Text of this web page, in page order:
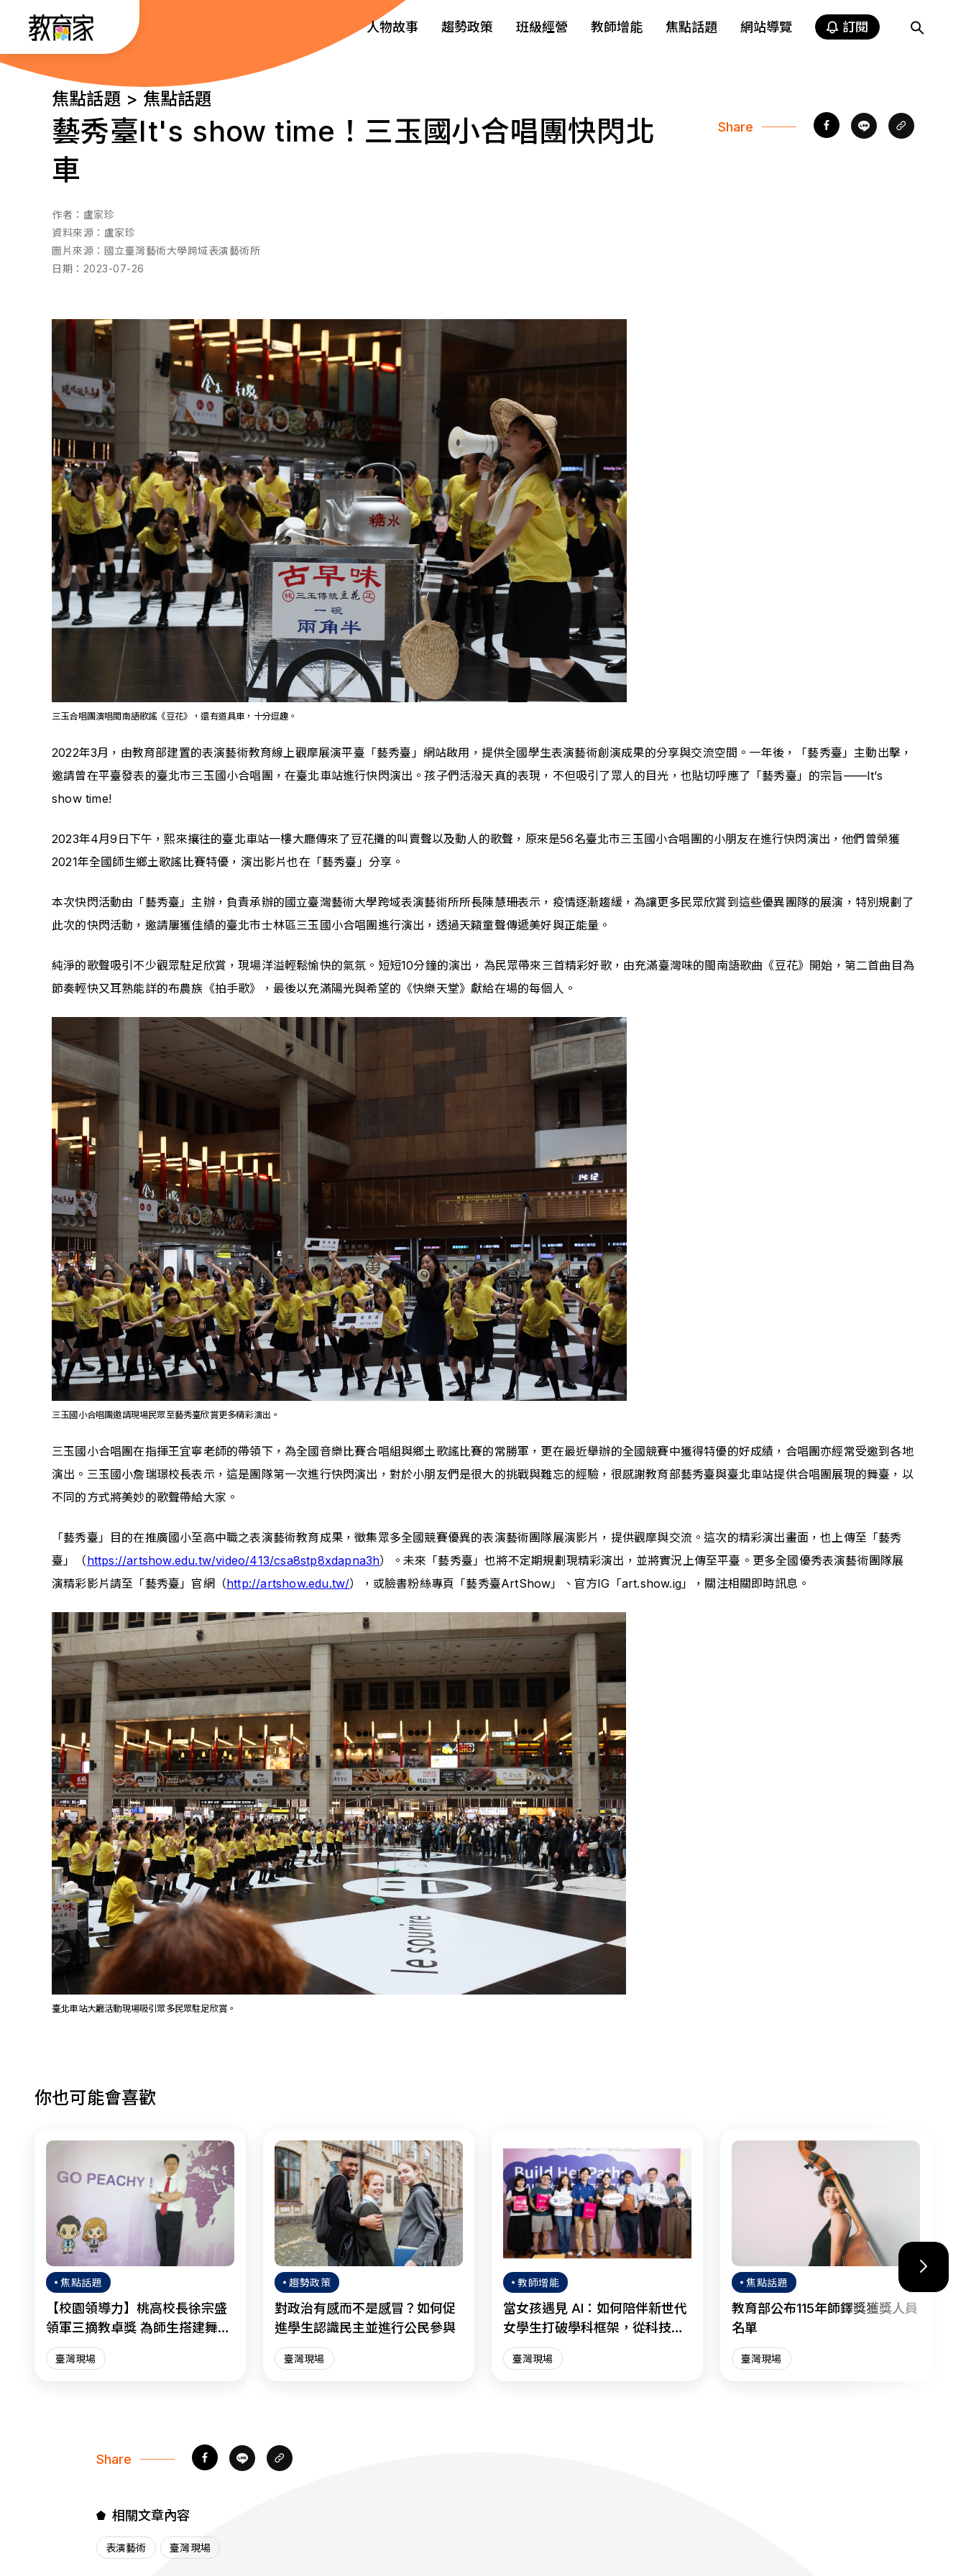
主
人物故事 趨勢政策 班級經營 教師增能 焦點話題 網站導覽 訂閱
焦點話題 > 焦點話題
藝秀臺It's show time！三玉國小合唱團快閃北
車
Share
作者： 盧家珍
資料來源： 盧家珍
圖片來源： 國立臺灣藝術大學跨域表演藝術所
日期： 2023-07-26
三玉合唱團演唱閩南語歌謠《豆花》，還有道具車，十分逗趣。
2022年3月，由教育部建置的表演藝術教育線上觀摩展演平臺「藝秀臺」網站啟用，提供全國學生表演藝術創演成果的分享與交流空間。一年後，「藝秀臺」主動出擊，
邀請曾在平臺發表的臺北市三玉國小合唱團，在臺北車站進行快閃演出。孩子們活潑天真的表現，不但吸引了眾人的目光，也貼切呼應了「藝秀臺」的宗旨——It’s
show time!
2023年4月9日下午，熙來攘往的臺北車站一樓大廳傳來了豆花攤的叫賣聲以及動人的歌聲，原來是56名臺北市三玉國小合唱團的小朋友在進行快閃演出，他們曾榮獲
2021年全國師生鄉土歌謠比賽特優，演出影片也在「藝秀臺」分享。
本次快閃活動由「藝秀臺」主辦，負責承辦的國立臺灣藝術大學跨域表演藝術所所長陳慧珊表示，疫情逐漸趨緩，為讓更多民眾欣賞到這些優異團隊的展演，特別規劃了
此次的快閃活動，邀請屢獲佳績的臺北市士林區三玉國小合唱團進行演出，透過天籟童聲傳遞美好與正能量。
純淨的歌聲吸引不少觀眾駐足欣賞，現場洋溢輕鬆愉快的氣氛。短短10分鐘的演出，為民眾帶來三首精彩好歌，由充滿臺灣味的閩南語歌曲《豆花》開始，第二首曲目為
節奏輕快又耳熟能詳的布農族《拍手歌》，最後以充滿陽光與希望的《快樂天堂》獻給在場的每個人。
三玉國小合唱團邀請現場民眾至藝秀臺欣賞更多精彩演出。
三玉國小合唱團在指揮王宜寧老師的帶領下，為全國音樂比賽合唱組與鄉土歌謠比賽的常勝軍，更在最近舉辦的全國競賽中獲得特優的好成績，合唱團亦經常受邀到各地
演出。三玉國小詹瑞璟校長表示，這是團隊第一次進行快閃演出，對於小朋友們是很大的挑戰與難忘的經驗，很感謝教育部藝秀臺與臺北車站提供合唱團展現的舞臺，以
不同的方式將美妙的歌聲帶給大家。
「藝秀臺」目的在推廣國小至高中職之表演藝術教育成果，徵集眾多全國競賽優異的表演藝術團隊展演影片，提供觀摩與交流。這次的精彩演出畫面，也上傳至「藝秀
臺」（https://artshow.edu.tw/video/413/csa8stp8xdapna3h）。未來「藝秀臺」也將不定期規劃現精彩演出，並將實況上傳至平臺。更多全國優秀表演藝術團隊展
演精彩影片請至「藝秀臺」官網（http://artshow.edu.tw/），或臉書粉絲專頁「藝秀臺ArtShow」、官方IG「art.show.ig」，關注相關即時訊息。
臺北車站大廳活動現場吸引眾多民眾駐足欣賞。
你也可能會喜歡
焦點話題
【校園領導力】桃高校長徐宗盛
領軍三摘教卓獎 為師生搭建舞臺
綻放光芒
臺灣現場
趨勢政策
對政治有感而不是感冒？如何促
進學生認識民主並進行公民參與
臺灣現場
教師增能
當女孩遇見 AI：如何陪伴新世代
女學生打破學科框架，從科技焦
慮走向明智協作？
臺灣現場
焦點話題
教育部公布115年師鐸獎獲獎人員
名單
臺灣現場
Share
相關文章內容
表演藝術 臺灣現場